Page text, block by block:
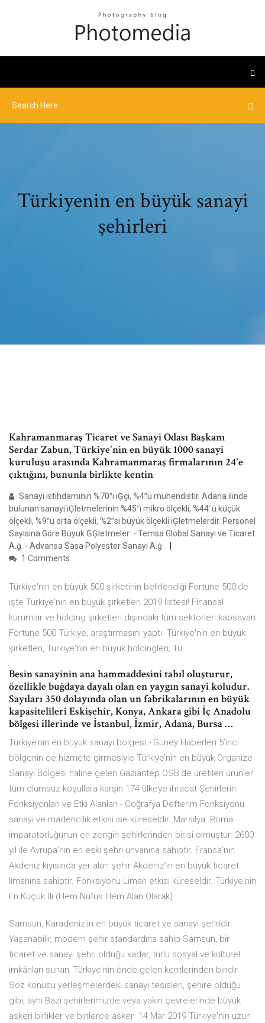
Türkiyenin en büyük sanayi
şehirleri
Kahramanmaraş Ticaret ve Sanayi Odası Başkanı
Serdar Zabun, Türkiye'nin en büyük 1000 sanayi
kuruluşu arasında Kahramanmaraş firmalarının 24'e
çıktığını, bununla birlikte kentin
Sanayi istihdamının %70‟i iĢçi, %4‟ü mühendistir. Adana ilinde
bulunan sanayi iĢletmelerinin %45‟i mikro ölçekli, %44‟ü küçük
ölçekli, %9‟u orta ölçekli, %2‟si büyük ölçekli iĢletmelerdir. Personel
Sayısına Göre Büyük ĠĢletmeler: - Temsa Global Sanayi ve Ticaret
A.ġ. - Advansa Sasa Polyester Sanayi A.ġ.
1 Comments
Türkiye'nin en büyük 500 şirketinin belirlendiği Fortune 500'de
işte Türkiye'nin en büyük şirketleri 2019 listesi! Finansal
kurumlar ve holding şirketleri dışındaki tüm sektörleri kapsayan
Fortune 500 Türkiye, araştırmasını yaptı. Türkiye'nin en büyük
şirketleri, Türkiye'nin en büyük holdingleri, Tü
Besin sanayinin ana hammaddesini tahıl oluşturur,
özellikle buğdaya dayalı olan en yaygın sanayi koludur.
Sayıları 350 dolayında olan un fabrikalarının en büyük
kapasitelileri Eskişehir, Konya, Ankara gibi İç Anadolu
bölgesi illerinde ve İstanbul, İzmir, Adana, Bursa …
Türkiye’nin en büyük sanayi bölgesi - Güney Haberleri 5’inci
bölgenin de hizmete girmesiyle Türkiye’nin en büyük Organize
Sanayi Bölgesi haline gelen Gaziantep OSB’de üretilen ürünler
tüm olumsuz koşullara karşın 174 ülkeye ihracat Şehirlerin
Fonksiyonları ve Etki Alanları - Coğrafya Defterim Fonksiyonu
sanayi ve madencilik etkisi ise küreseldir. Marsilya. Roma
imparatorluğunun en zengin şehirlerinden birisi olmuştur. 2600
yıl ile Avrupa’nın en eski şehri ünvanına sahiptir. Fransa’nın
Akdeniz kıyısında yer alan şehir Akdeniz’in en büyük ticaret
limanına sahiptir. Fonksiyonu Liman etkisi küreseldir. Türkiye'nin
En Küçük İli (Hem Nüfus Hem Alan Olarak)
Samsun, Karadeniz'in en büyük ticaret ve sanayi şehridir.
Yaşanabilir, modern şehir standardına sahip Samsun, bir
ticaret ve sanayi şehri olduğu kadar, türlü sosyal ve kültürel
imkânları sunan, Türkiye'nin önde gelen kentlerinden biridir.
Söz konusu yerleşmelerdeki sanayi tesisleri, şehire olduğu
gibi, aynı Bazı şehirlerimizde veya yakın çevrelerinde büyük
askeri birlikler ve binlerce asker 14 Mar 2019 Türkiye'nin uzun